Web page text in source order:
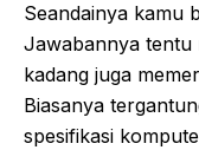
Seandainya kamu
Jawabannya tentu
kadang juga
Biasanya
spesifikasi